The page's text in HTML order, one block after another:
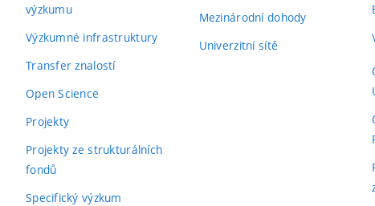
výzkumu
Výzkumné infrastruktury
Transfer znalostí
Open Science
Projekty
Projekty ze strukturálních
fondů
Specifický výzkum
Mezinárodní dohody
Univerzitní sítě